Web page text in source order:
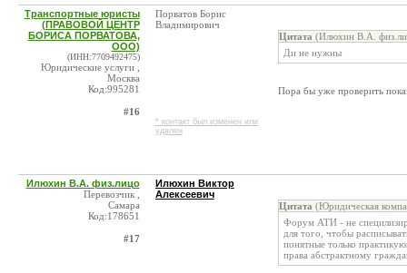
Транспортные юристы
(ПРАВОВОЙ ЦЕНТР
БОРИСА ПОРВАТОВА,
ООО)
(ИНН:7709492475)
Юридические услуги ,
Москва
Код:995281
#16
Порватов Борис
Владимирович
* контакт был изменен или
удален
Цитата (Илюхин В.А.
Ди не нужны
Пора бы уже проверить
Илюхин В.А. физ.лицо
Перевозчик ,
Самара
Код:178651
#17
Илюхин Виктор
Алексеевич
Цитата (Юридическая
Форум АТИ - не
для того, чтобы
понятные только
права абстрактному